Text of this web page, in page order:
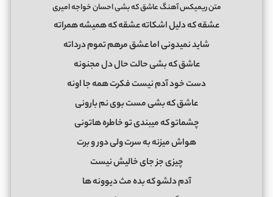
متن ریمیکس آهنگ عاشق که بشی احسان خواجه امیری
عشقه که دلیل اشکاته عشقه که همیشه همراته
شاید نمیدونی اما عشق مرهم تموم درداته
عاشق که بشی حالت حال دل مجنونه
دست خود آدم نیست فکرت همه جا اونه
عاشق که بشی مست بوی نم بارونی
چشماتو که میبندی تو خاطره هاتونی
هواش میزنه به سرت ولی دور و برت
چیزی جز جای خالیش نیست
آدم دلشو که بده مث دیوونه ها